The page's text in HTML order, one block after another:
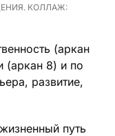
КОЛЛАЖ:
(аркан
(аркан 8) и по
развитие,
путь